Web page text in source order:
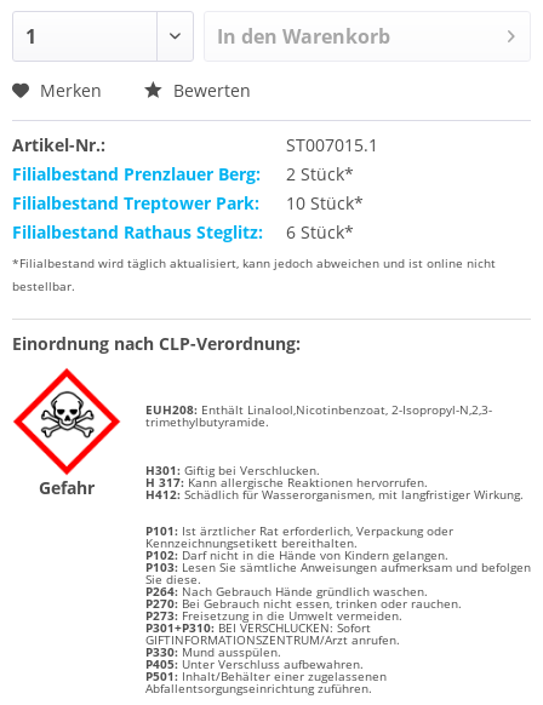
In den Warenkorb
Merken Bewerten
Artikel-Nr.:
ST007015.1
Filialbestand Prenzlauer Berg:
2 Stück*
Filialbestand Treptower Park:
10 Stück*
Filialbestand Rathaus Steglitz:
6 Stück*
*Filialbestand wird täglich aktualisiert, kann jedoch abweichen und ist online nicht
bestellbar.
Einordnung nach CLP-Verordnung:
Gefahr
EUH208: Enthält Linalool,Nicotinbenzoat, 2-Isopropyl-N,2,3-
trimethylbutyramide.
H301: Giftig bei Verschlucken.
H 317: Kann allergische Reaktionen hervorrufen.
H412: Schädlich für Wasserorganismen, mit langfristiger Wirkung.
P101: Ist ärztlicher Rat erforderlich, Verpackung oder
Kennzeichnungsetikett bereithalten.
P102: Darf nicht in die Hände von Kindern gelangen.
P103: Lesen Sie sämtliche Anweisungen aufmerksam und befolgen
Sie diese.
P264: Nach Gebrauch Hände gründlich waschen.
P270: Bei Gebrauch nicht essen, trinken oder rauchen.
P273: Freisetzung in die Umwelt vermeiden.
P301+P310: BEI VERSCHLUCKEN: Sofort
GIFTINFORMATIONSZENTRUM/Arzt anrufen.
P330: Mund ausspülen.
P405: Unter Verschluss aufbewahren.
P501: Inhalt/Behälter einer zugelassenen
Abfallentsorgungseinrichtung zuführen.